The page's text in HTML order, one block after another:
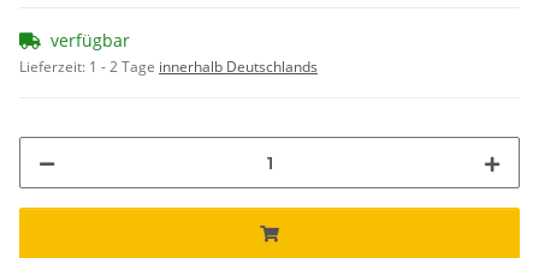
verfügbar
Lieferzeit: 1 - 2 Tage innerhalb Deutschlands